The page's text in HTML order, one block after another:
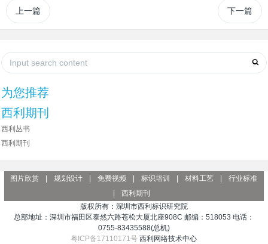
上一篇 下一篇
为您推荐
西利期刊
西利丛书
西利期刊
图片欣赏 规划设计 免费视频 标识培训 材料工艺
行业标准
西利期刊
版权所有：深圳市西利标识研究院
总部地址：深圳市福田区泰然六路苍松大厦北座908C 邮编：518053 电话：
0755-83435588(总机)
粤ICP备17110171号 西利网络技术中心